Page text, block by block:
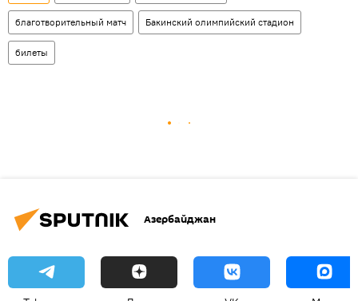
благотворительный матч Бакинский олимпийский стадион
билеты
Азербайджан